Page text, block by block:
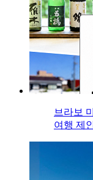
브라보
여행 제